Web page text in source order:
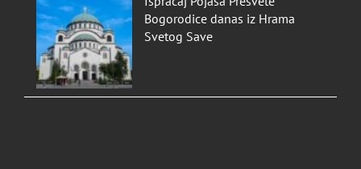
Bogorodice danas iz Hrama
Svetog Save